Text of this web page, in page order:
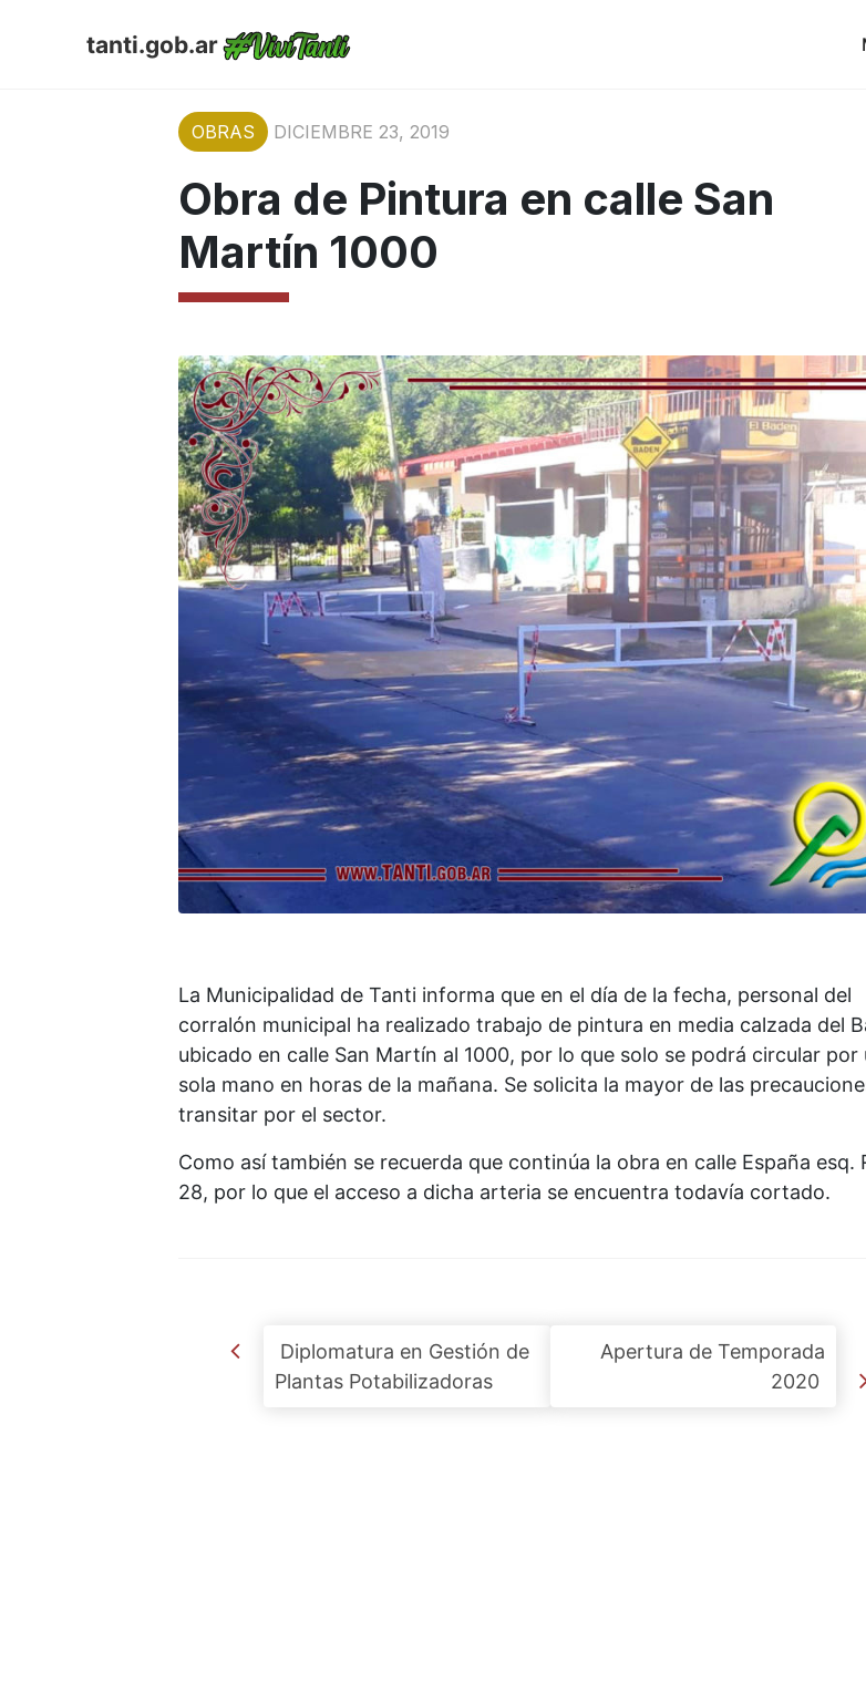
tanti.gob.ar
OBRAS DICIEMBRE 23, 2019
Obra de Pintura en calle San
Martín 1000
La Municipalidad de Tanti informa que en el día de la fecha, personal del
corralón municipal ha realizado trabajo de pintura en media calzada del
ubicado en calle San Martín al 1000, por lo que solo se podrá circular por
sola mano en horas de la mañana. Se solicita la mayor de las
transitar por el sector.
Como así también se recuerda que continúa la obra en calle España esq.
28, por lo que el acceso a dicha arteria se encuentra todavía cortado.
Post navigation
Diplomatura en Gestión de
Plantas Potabilizadoras
Apertura de Temporada
2020